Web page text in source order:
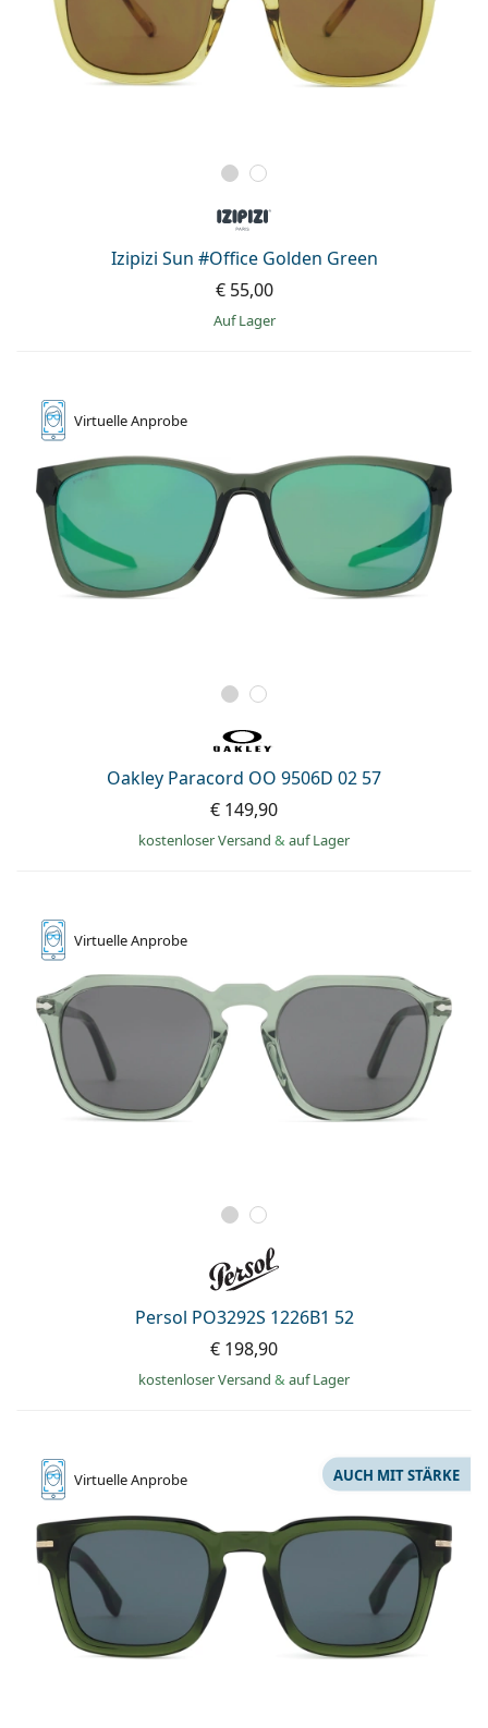
Izipizi Sun #Office Golden Green
€ 55,00
auf Lager
VirtuelleAnprobe
Oakley Paracord OO 9506D 02 57
€ 149,90
kostenloser Versand & auf Lager
VirtuelleAnprobe
Persol PO3292S 1226B1 52
€ 198,90
kostenloser Versand & auf Lager
VirtuelleAnprobe AUCH MIT STÄRKE